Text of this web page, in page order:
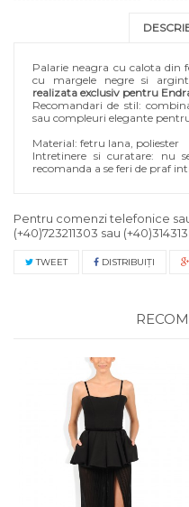
Palarie neagra cu calota
cu margele negre si
realizata exclusiv pentru
Recomandari de stil:
sau compleuri elegante
Material: fetru lana, poliester
Intretinere si curatare: nu
recomanda a se feri de praf
Pentru comenzi telefonice
(+40)723211303 sau
TWEET DISTRIBUIŢI